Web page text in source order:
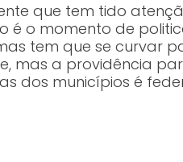
que tem tido
é o momento de
tem que se curvar
mas a providência
dos municípios é